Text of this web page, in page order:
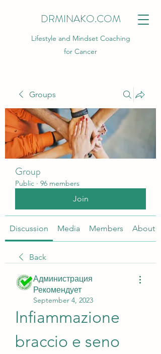
DRMINAKO.COM
Lifestyle and Mindset Coaching
for Cancer
Groups
Group
Public · 96 members
Join
Discussion Media Members About
Back
Администрация
Рекомендует
September 4, 2023
Infiammazione
braccio e seno